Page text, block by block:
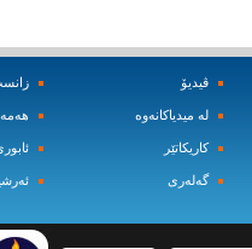
ڤیدیۆ
له‌ میدیاکانه‌وه‌
کاریکاتێر
گه‌له‌ری